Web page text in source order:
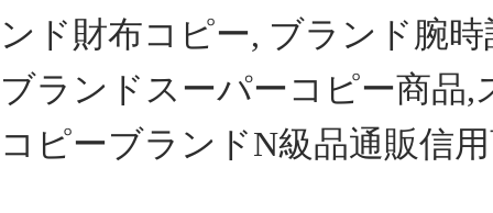
ンド財布コピー, ブランド腕
ブランドスーパーコピー商品
コピーブランドN級品通販信